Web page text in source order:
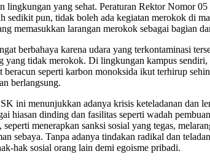
yang sehat. Peraturan Rektor Nomor
pun, tidak boleh ada kegiatan merokok di
memasukkan larangan merokok sebagai bagian
berbahaya karena udara yang terkontaminasi
tidak merokok. Di lingkungan kampus
seperti karbon monoksida ikut terhirup
berlangsung.
ini menunjukkan adanya krisis keteladanan dan
hiasan dinding dan fasilitas seperti wadah
menerapkan sanksi sosial yang tegas,
sebaya. Tanpa adanya tindakan radikal dan
hak sosial orang lain demi egoisme pribadi.